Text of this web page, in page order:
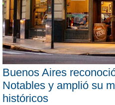
Buenos Aires
Notables y amplió su
históricos